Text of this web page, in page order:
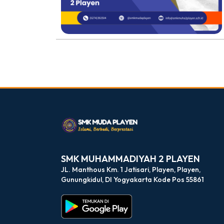
SMK MUHAMMADIYAH 2 PLAYEN
JL. Manthous Km. 1 Jatisari, Playen, Playen,
Gunungkidul, DI Yogyakarta Kode Pos 55861